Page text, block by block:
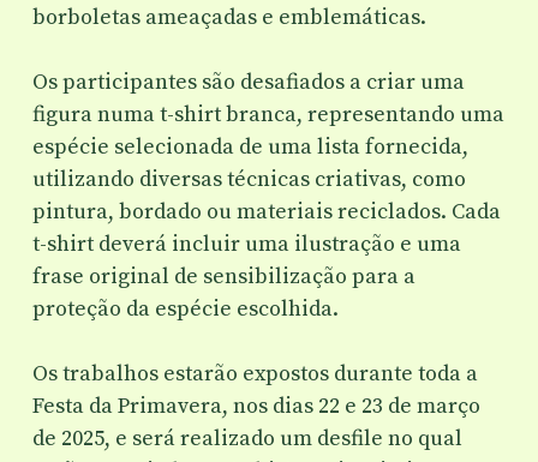
borboletas ameaçadas e emblemáticas.
Os participantes são desafiados a criar uma
figura numa t-shirt branca, representando uma
espécie selecionada de uma lista fornecida,
utilizando diversas técnicas criativas, como
pintura, bordado ou materiais reciclados. Cada
t-shirt deverá incluir uma ilustração e uma
frase original de sensibilização para a
proteção da espécie escolhida.
Os trabalhos estarão expostos durante toda a
Festa da Primavera, nos dias 22 e 23 de março
de 2025, e será realizado um desfile no qual